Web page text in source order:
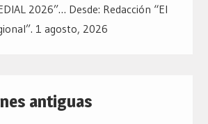
2026”… Desde: Redacción “El
1 agosto, 2026
antiguas